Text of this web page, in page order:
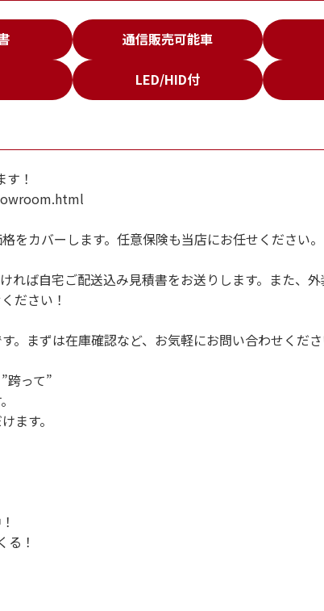
通信販売可能車
LED/HID付
！
カバーします。任意保険も当店にお任せください。
れば自宅ご配送込み見積書をお送りします。また、
ださい！
まずは在庫確認など、お気軽にお問い合わせくださ
跨って”
ます。
！